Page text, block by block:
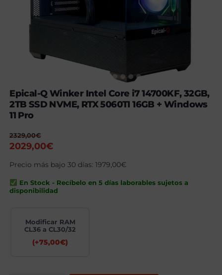
Epical-Q Winker Intel Core i7 14700KF, 32GB,
2TB SSD NVME, RTX 5060TI 16GB + Windows
11 Pro
2329,00€
El
original
era:
2329,00€.
2029,00€
actual
es:
2029,00€.
Precio más bajo 30 días:1979,00€
En Stock - Recíbelo en 5 días laborables sujetos a
disponibilidad
Modificar RAM
CL36 a CL30/32
(+75,00€)